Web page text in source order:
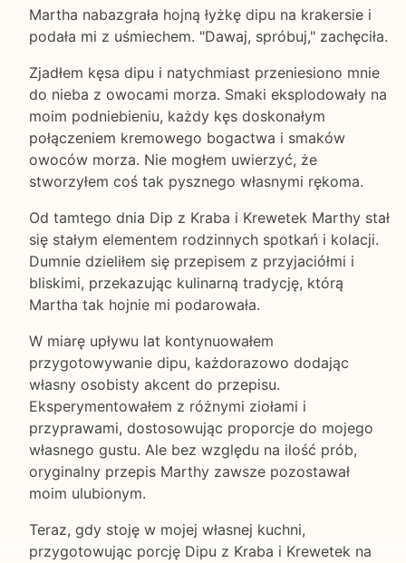
Martha nabazgrała hojną łyżkę dipu na krakersie i
podała mi z uśmiechem. "Dawaj, spróbuj," zachęciła.
Zjadłem kęsa dipu i natychmiast przeniesiono mnie
do nieba z owocami morza. Smaki eksplodowały na
moim podniebieniu, każdy kęs doskonałym
połączeniem kremowego bogactwa i smaków
owoców morza. Nie mogłem uwierzyć, że
stworzyłem coś tak pysznego własnymi rękoma.
Od tamtego dnia Dip z Kraba i Krewetek Marthy stał
się stałym elementem rodzinnych spotkań i kolacji.
Dumnie dzieliłem się przepisem z przyjaciółmi i
bliskimi, przekazując kulinarną tradycję, którą
Martha tak hojnie mi podarowała.
W miarę upływu lat kontynuowałem
przygotowywanie dipu, każdorazowo dodając
własny osobisty akcent do przepisu.
Eksperymentowałem z różnymi ziołami i
przyprawami, dostosowując proporcje do mojego
własnego gustu. Ale bez względu na ilość prób,
oryginalny przepis Marthy zawsze pozostawał
moim ulubionym.
Teraz, gdy stoję w mojej własnej kuchni,
przygotowując porcję Dipu z Kraba i Krewetek na